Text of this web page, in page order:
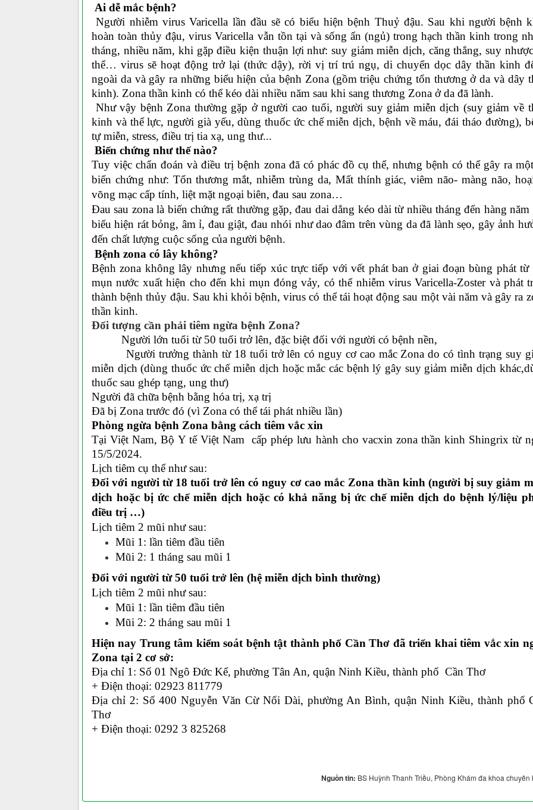
Ai dễ mắc bệnh?
Người nhiễm virus Varicella lần đầu sẽ có biểu hiện bệnh Thuỷ đậu. Sau khi người bệnh
hoàn toàn thủy đậu, virus Varicella vẫn tồn tại và sống ẩn (ngủ) trong hạch thần kinh trong
tháng, nhiều năm, khi gặp điều kiện thuận lợi như: suy giảm miễn dịch, căng thẳng, suy
thể… virus sẽ hoạt động trở lại (thức dậy), rời vị trí trú ngụ, di chuyển dọc dây thần kinh
ngoài da và gây ra những biểu hiện của bệnh Zona (gồm triệu chứng tổn thương ở da và dây
kinh). Zona thần kinh có thể kéo dài nhiều năm sau khi sang thương Zona ở da đã lành.
Như vậy bệnh Zona thường gặp ở người cao tuổi, người suy giảm miễn dịch (suy giảm về
kinh và thể lực, người già yếu, dùng thuốc ức chế miễn dịch, bệnh về máu, đái tháo đường),
tự miễn, stress, điều trị tia xạ, ung thư...
Biến chứng như thế nào?
Tuy việc chẩn đoán và điều trị bệnh zona đã có phác đồ cụ thể, nhưng bệnh có thể gây ra
biến chứng như: Tổn thương mắt, nhiễm trùng da, Mất thính giác, viêm não- màng não,
võng mạc cấp tính, liệt mặt ngoại biên, đau sau zona…
Đau sau zona là biến chứng rất thường gặp, đau dai dẳng kéo dài từ nhiều tháng đến hàng
biểu hiện rát bỏng, âm ỉ, đau giật, đau nhói như dao đâm trên vùng da đã lành sẹo, gây ảnh
đến chất lượng cuộc sống của người bệnh.
Bệnh zona có lây không?
Bệnh zona không lây nhưng nếu tiếp xúc trực tiếp với vết phát ban ở giai đoạn bùng phát từ
mụn nước xuất hiện cho đến khi mụn đóng vảy, có thể nhiễm virus Varicella-Zoster và phát
thành bệnh thủy đậu. Sau khi khỏi bệnh, virus có thể tái hoạt động sau một vài năm và gây ra
thần kinh.
Đối tượng cần phải tiêm ngừa bệnh Zona?
Người lớn tuổi từ 50 tuổi trở lên, đặc biệt đối với người có bệnh nền,
Người trưởng thành từ 18 tuổi trở lên có nguy cơ cao mắc Zona do có tình trạng suy
miễn dịch (dùng thuốc ức chế miễn dịch hoặc mắc các bệnh lý gây suy giảm miễn dịch
thuốc sau ghép tạng, ung thư)
Người đã chữa bệnh bằng hóa trị, xạ trị
Đã bị Zona trước đó (vì Zona có thể tái phát nhiều lần)
Phòng ngừa bệnh Zona bằng cách tiêm vắc xin
Tại Việt Nam, Bộ Y tế Việt Nam cấp phép lưu hành cho vacxin zona thần kinh Shingrix từ
15/5/2024.
Lịch tiêm cụ thể như sau:
Đối với người từ 18 tuổi trở lên có nguy cơ cao mắc Zona thần kinh (người bị suy giảm
dịch hoặc bị ức chế miễn dịch hoặc có khả năng bị ức chế miễn dịch do bệnh lý/liệu
điều trị …)
Lịch tiêm 2 mũi như sau:
Mũi 1: lần tiêm đầu tiên
Mũi 2: 1 tháng sau mũi 1
Đối với người từ 50 tuổi trở lên (hệ miễn dịch bình thường)
Lịch tiêm 2 mũi như sau:
Mũi 1: lần tiêm đầu tiên
Mũi 2: 2 tháng sau mũi 1
Hiện nay Trung tâm kiểm soát bệnh tật thành phố Cần Thơ đã triển khai tiêm vắc xin
Zona tại 2 cơ sở:
Địa chỉ 1: Số 01 Ngô Đức Kế, phường Tân An, quận Ninh Kiều, thành phố Cần Thơ
+ Điện thoại: 02923 811779
Địa chỉ 2: Số 400 Nguyễn Văn Cừ Nối Dài, phường An Bình, quận Ninh Kiều, thành phố
Thơ
+ Điện thoại: 0292 3 825268
Nguồn tin: BS Huỳnh Thanh Triều, Phòng Khám đa khoa chuyên